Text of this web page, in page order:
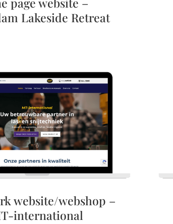
Lakeside Retreat
website/webshop –
international